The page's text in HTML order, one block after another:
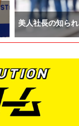
美人社長の知ら